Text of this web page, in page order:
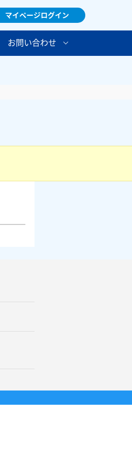
マイページログイン
お問い合わせ